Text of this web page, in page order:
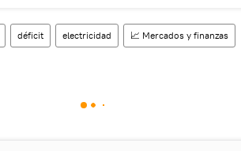
déficit electricidad 📈 Mercados y finanzas